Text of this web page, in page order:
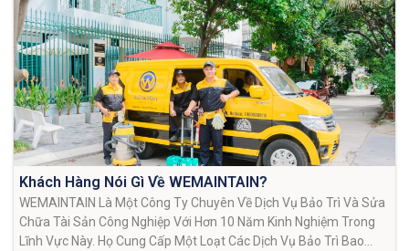
Khách Hàng Nói Gì Về WEMAINTAIN?
WEMAINTAIN Là Một Công Ty Chuyên Về Dịch Vụ Bảo Trì Và Sửa
Chữa Tài Sản Công Nghiệp Với Hơn 10 Năm Kinh Nghiệm Trong
Lĩnh Vực Này. Họ Cung Cấp Một Loạt Các Dịch Vụ Bảo Trì Bao